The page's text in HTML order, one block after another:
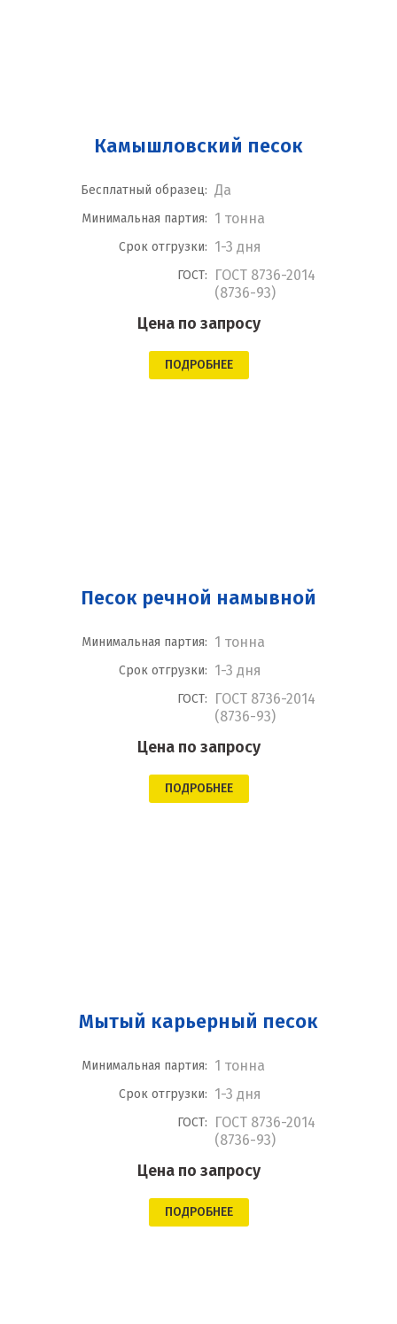
Камышловский песок
Бесплатный образец: Да
Минимальная партия: 1 тонна
Срок отгрузки: 1-3 дня
ГОСТ:
ГОСТ 8736-2014
(8736-93)
Цена по запросу
ПОДРОБНЕЕ
Песок речной намывной
Минимальная партия: 1 тонна
Срок отгрузки: 1-3 дня
ГОСТ:
ГОСТ 8736-2014
(8736-93)
Цена по запросу
ПОДРОБНЕЕ
Мытый карьерный песок
Минимальная партия: 1 тонна
Срок отгрузки: 1-3 дня
ГОСТ:
ГОСТ 8736-2014
(8736-93)
Цена по запросу
ПОДРОБНЕЕ